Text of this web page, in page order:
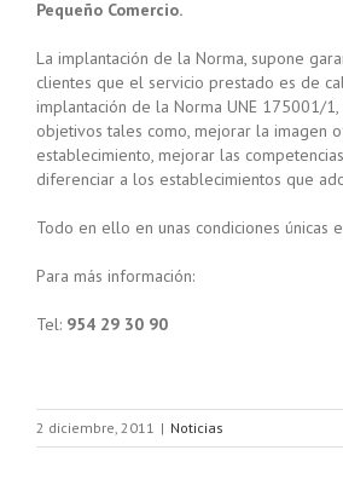
Pequeño Comercio.
La implantación de la Norma, supone
clientes que el servicio prestado es de
implantación de la Norma UNE 175001/
objetivos tales como, mejorar la imagen
establecimiento, mejorar las
diferenciar a los establecimientos que
Todo en ello en unas condiciones únicas
Para más información:
Tel: 954 29 30 90
2 diciembre, 2011 | Noticias